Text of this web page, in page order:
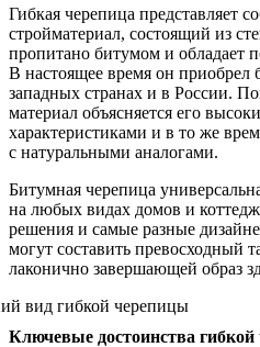
Гибкая черепица представляет
стройматериал, состоящий из
пропитано битумом и обладает
В настоящее время он приобрел
западных странах и в России.
материал объясняется его
характеристиками и в то же
с натуральными аналогами.
Битумная черепица
на любых видах домов и
решения и самые разные
могут составить превосходный
лаконично завершающей образ
Ключевые достоинства